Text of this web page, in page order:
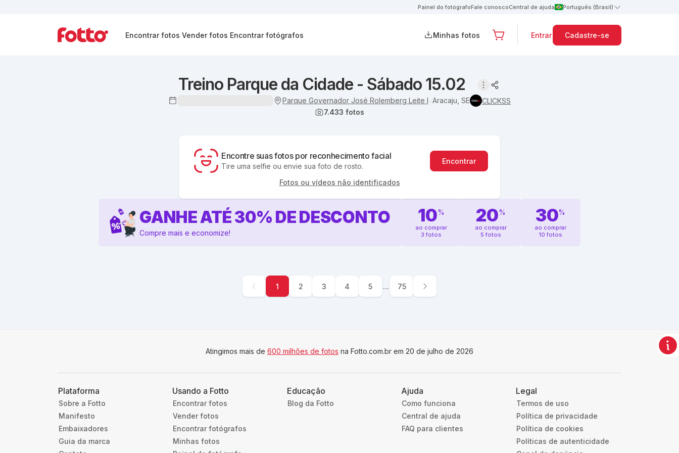
Painel do fotógrafoFale conoscoCentral de ajuda Português (Brasil)
Encontrar fotos Vender fotos Encontrar fotógrafos Minhas fotos Entrar Cadastre-se
Treino Parque da Cidade - Sábado 15.02
Parque Governador José Rolemberg Leite I Aracaju, SE
CLICKSS
7.433 fotos
Encontre suas fotos por reconhecimento facial
Tire uma selfie ou envie sua foto de rosto.
Encontrar
Fotos ou vídeos não identificados
GANHE ATÉ30% DE DESCONTO
Compre mais e economize!
10%
ao comprar
3 fotos
20%
ao comprar
5 fotos
30%
ao comprar
10 fotos
1 2 3 4 5 ... 75
Atingimos mais de 600 milhões de fotos na Fotto.com.br em 20 de julho de 2026
Plataforma
Sobre a Fotto
Manifesto
Embaixadores
Guia da marca
Usando a Fotto
Encontrar fotos
Vender fotos
Encontrar fotógrafos
Minhas fotos
Educação
Blog da Fotto
Ajuda
Como funciona
Central de ajuda
FAQ para clientes
Legal
Termos de uso
Política de privacidade
Política de cookies
Políticas de autenticidade